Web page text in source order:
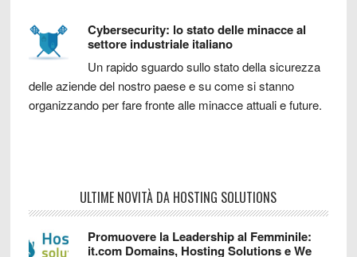
Cybersecurity: lo stato delle minacce al
settore industriale italiano
Un rapido sguardo sullo stato della sicurezza
delle aziende del nostro paese e su come si stanno
organizzando per fare fronte alle minacce attuali e future.
ULTIME NOVITÀ DA HOSTING SOLUTIONS
Promuovere la Leadership al Femminile:
it.com Domains, Hosting Solutions e We